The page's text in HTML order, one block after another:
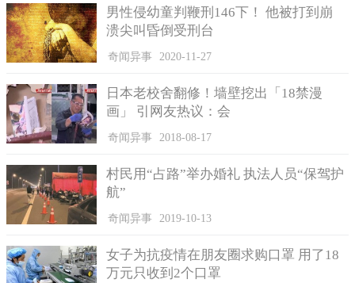
生不久，孩子的母亲高兴地向邻居们分享孩子诞生的喜悦。令人
悲伤的是，数小时后婴儿就离开了这个世界。
男性侵幼童判鞭刑146下！ 他被打到崩
溃尖叫昏倒受刑台
奇闻异事 2020-11-27
日本老校舍翻修！墙壁挖出「18禁漫
画」 引网友热议：会
奇闻异事 2018-08-17
村民用“占路”举办婚礼 执法人员“保驾护
航”
奇闻异事 2019-10-13
女子为抗疫情在朋友圈求购口罩 用了18
万元只收到2个口罩